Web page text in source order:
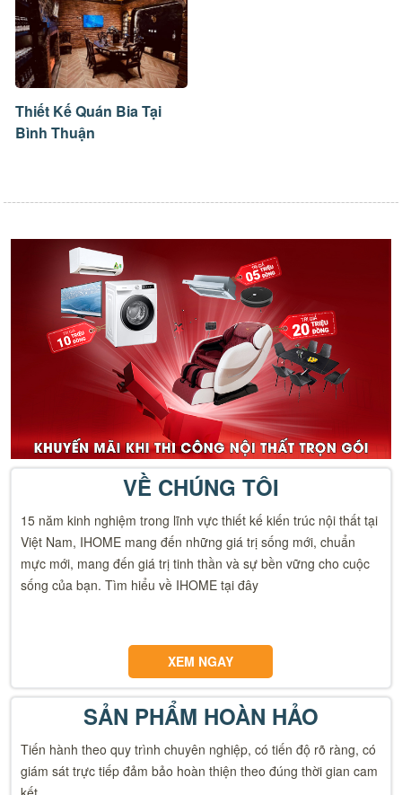
Thiết Kế Quán Bia Tại
Bình Thuận
VỀ CHÚNG TÔI
15 năm kinh nghiệm trong lĩnh vực thiết kế kiến trúc nội thất tại
Việt Nam, IHOME mang đến những giá trị sống mới, chuẩn
mực mới, mang đến giá trị tinh thần và sự bền vững cho cuộc
sống của bạn. Tìm hiểu về IHOME tại đây
XEM NGAY
SẢN PHẨM HOÀN HẢO
Tiến hành theo quy trình chuyên nghiệp, có tiến độ rõ ràng, có
giám sát trực tiếp đảm bảo hoàn thiện theo đúng thời gian cam